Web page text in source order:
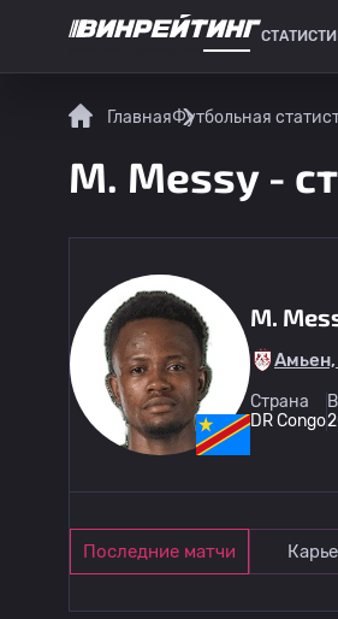
ГлавнаяФутбольная
M. Messy -
M.
Амьен,
Страна
DR Congo
Последние матчи